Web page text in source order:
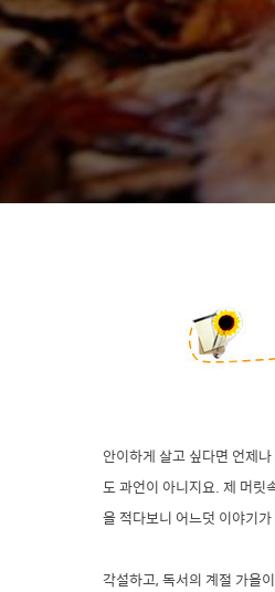
안이하게 살고 싶다면 언제
도 과언이 아니지요. 제 머릿
을 적다보니 어느덧 이야기
각설하고, 독서의 계절 가을